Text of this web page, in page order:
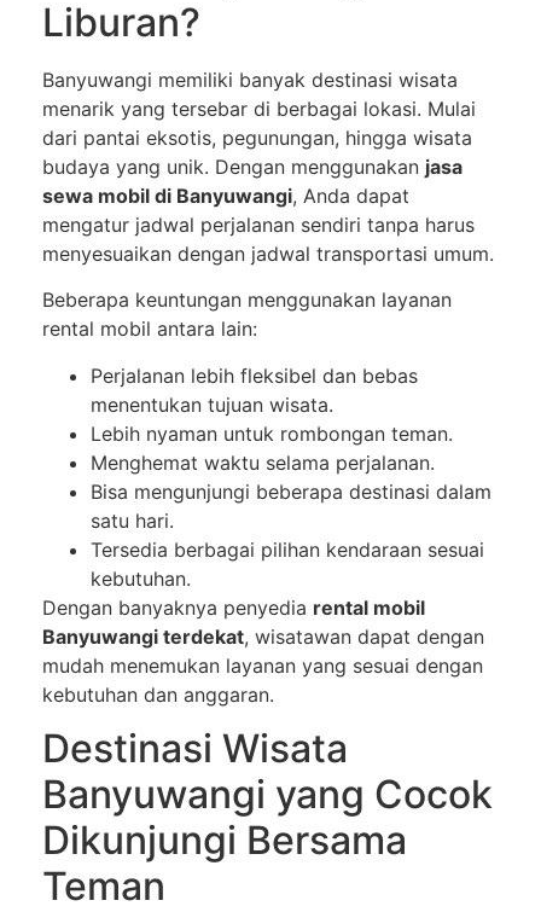
Liburan?
Banyuwangi memiliki banyak destinasi wisata
menarik yang tersebar di berbagai lokasi. Mulai
dari pantai eksotis, pegunungan, hingga wisata
budaya yang unik. Dengan menggunakan jasa
sewa mobil di Banyuwangi, Anda dapat
mengatur jadwal perjalanan sendiri tanpa harus
menyesuaikan dengan jadwal transportasi umum.
Beberapa keuntungan menggunakan layanan
rental mobil antara lain:
Perjalanan lebih fleksibel dan bebas
menentukan tujuan wisata.
Lebih nyaman untuk rombongan teman.
Menghemat waktu selama perjalanan.
Bisa mengunjungi beberapa destinasi dalam
satu hari.
Tersedia berbagai pilihan kendaraan sesuai
kebutuhan.
Dengan banyaknya penyedia rental mobil
Banyuwangi terdekat, wisatawan dapat dengan
mudah menemukan layanan yang sesuai dengan
kebutuhan dan anggaran.
Destinasi Wisata
Banyuwangi yang Cocok
Dikunjungi Bersama
Teman